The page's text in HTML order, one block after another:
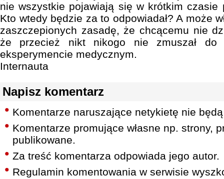
nie wszystkie pojawiają się w krótkim czasie
Kto wtedy będzie za to odpowiadał? A może
zaszczepionych zasadę, że chcącemu nie
że przecież nikt nikogo nie zmuszał do
eksperymencie medycznym.
Internauta
Napisz komentarz
Komentarze naruszające netykietę nie
Komentarze promujące własne np. strony,
publikowane.
Za treść komentarza odpowiada jego autor.
Regulamin komentowania w serwisie